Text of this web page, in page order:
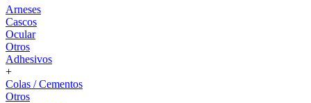
Arneses
Cascos
Ocular
Otros
Adhesivos
+
Colas / Cementos
Otros